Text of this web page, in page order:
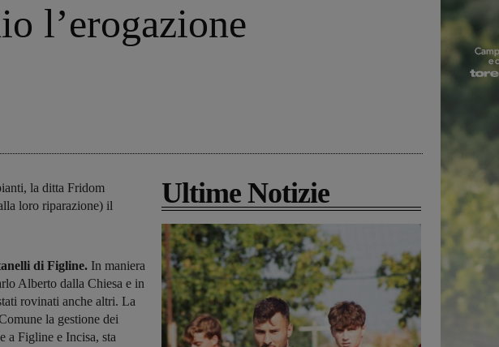
l’erogazione
la ditta Fridom
loro riparazione) il
di Figline. In maniera
Alberto dalla Chiesa e in
rovinati anche altri. La
la gestione dei
a Figline e Incisa, sta
Ultime Notizie